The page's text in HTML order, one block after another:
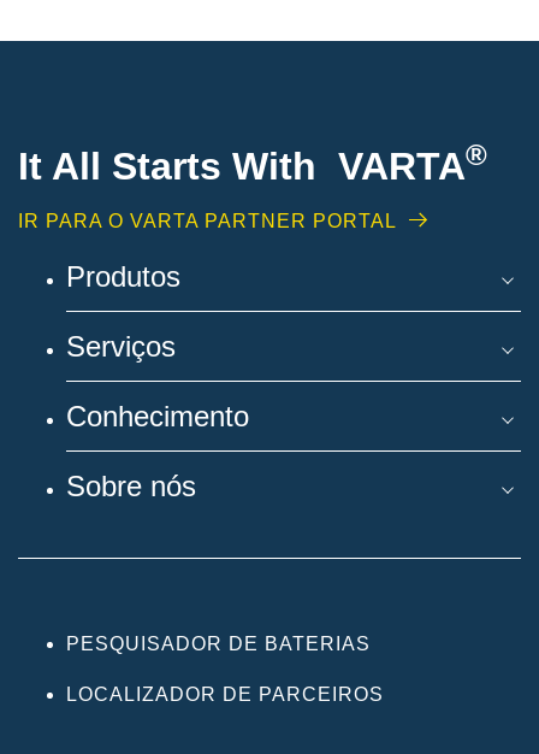
It All Starts With VARTA®
IR PARA O VARTA PARTNER PORTAL
Produtos
Serviços
Conhecimento
Sobre nós
PESQUISADOR DE BATERIAS
LOCALIZADOR DE PARCEIROS